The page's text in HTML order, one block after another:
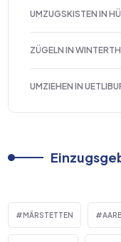
UMZUGSKISTEN IN
ZÜGELN IN
UMZIEHEN IN
MÄRSTETTEN